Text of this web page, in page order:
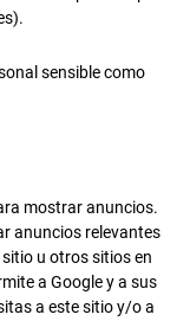
sensible como
mostrar anuncios.
anuncios relevantes
u otros sitios en
a Google y a sus
a este sitio y/o a